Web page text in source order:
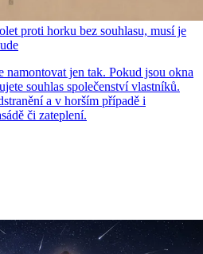
proti horku bez souhlasu, musí je
namontovat jen tak. Pokud jsou okna
souhlas společenství vlastníků.
a v horším případě i
či zateplení.